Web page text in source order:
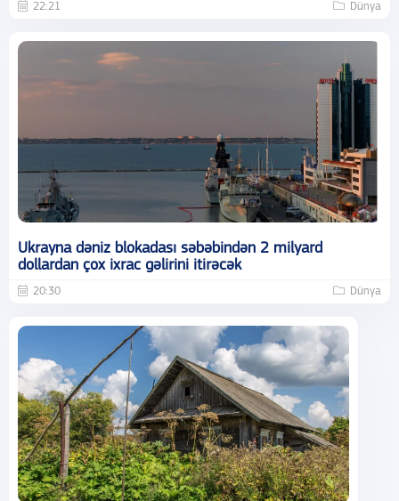
22:21 Dünya
Ukrayna dəniz blokadası səbəbindən 2 milyard
dollardan çox ixrac gəlirini itirəcək
20:30 Dünya